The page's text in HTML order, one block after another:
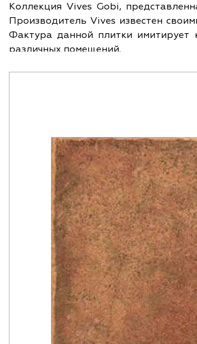
Коллекция Vives Gobi,
Производитель Vives известен
Фактура данной плитки
различных помещений.